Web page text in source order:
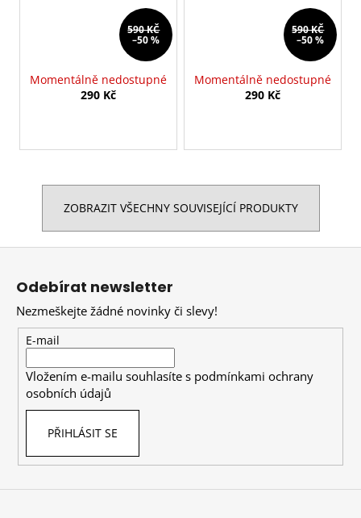
590 KČ
–50 %
Momentálně nedostupné
290 Kč
590 KČ
–50 %
Momentálně nedostupné
290 Kč
ZOBRAZIT VŠECHNY SOUVISEJÍCÍ PRODUKTY
Z
Odebírat newsletter
Nezmeškejte žádné novinky či slevy!
E-mail
Vložením e-mailu souhlasíte s podmínkami ochrany
osobních údajů
PŘIHLÁSIT SE